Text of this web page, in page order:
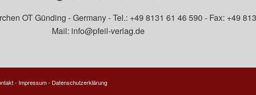
OT Günding - Germany - Tel.: +49 8131 61 46 590 - Fax: +49
Mail: info@pfeil-verlag.de
- Impressum- Datenschutzerklärung